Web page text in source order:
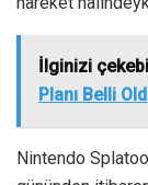
İlginizi
Planı Belli
Nintendo